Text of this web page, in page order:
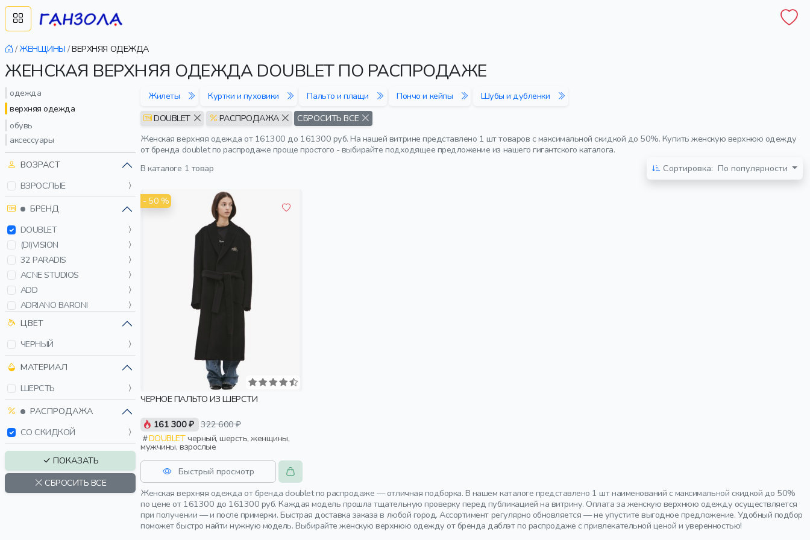
/ ЖЕНЩИНЫ /ВЕРХНЯЯ ОДЕЖДА
ЖЕНСКАЯ ВЕРХНЯЯ ОДЕЖДА DOUBLET ПО РАСПРОДАЖЕ
одежда
верхняя одежда
обувь
аксессуары
ВОЗРАСТ
ВЗРОСЛЫЕ
БРЕНД
DOUBLET
(DI)VISION
32 PARADIS
ACNE STUDIOS
ADD
ADRIANO BARONI
AERONAUTICA MILITARE
ALAIA
ALBERTA FERRETTI
AMI PARIS
ANNE VEST
ANTONELLI FIRENZE
BACON
BALENCIAGA
BARDINI
ЦВЕТ
ЧЕРНЫЙ
МАТЕРИАЛ
ШЕРСТЬ
РАСПРОДАЖА
СО СКИДКОЙ
ПОКАЗАТЬ
СБРОСИТЬ ВСЕ
Жилеты Куртки и пуховики Пальто и плащи Пончо и кейпы
Шубы и дубленки
DOUBLET
РАСПРОДАЖА
СБРОСИТЬ ВСЕ
Женская верхняя одежда от 161300 до 161300 руб. На нашей витрине представлено 1 шт товаров с максимальной скидкой до 50%. Купить женскую верхнюю одежду
от бренда doublet по распродаже проще простого - выбирайте подходящее предложение из нашего гигантского каталога.
В каталоге 1 товар Сортировка: По популярности
- 50 %
ЧЕРНОЕ ПАЛЬТО ИЗ ШЕРСТИ
161 300 ₽ 322 600 ₽
DOUBLETчерный, шерсть, женщины,
мужчины, взрослые
Быстрый просмотр
Женская верхняя одежда от бренда doublet по распродаже — отличная подборка. В нашем каталоге представлено 1 шт наименований с максимальной скидкой до 50%
по цене от 161300 до 161300 руб. Каждая модель прошла тщательную проверку перед публикацией на витрину. Оплата за женскую верхнюю одежду осуществляется
при получении — и после примерки. Быстрая доставка заказа в любой город. Ассортимент регулярно обновляется — не упустите выгодное предложение. Удобный подбор
поможет быстро найти нужную модель. Выбирайте женскую верхнюю одежду от бренда даблэт по распродаже с привлекательной ценой и уверенностью!